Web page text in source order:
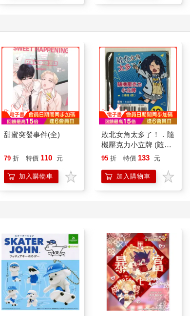
甜蜜突發事件(全)
79 折 特價 110 元
加入購物車
敗北女角太多了！．隨
機壓克力小立牌 (隨機
單入)
95 折 特價 133 元
加入購物車